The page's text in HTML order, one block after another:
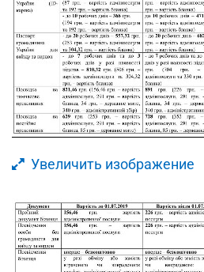
Увеличить изображение